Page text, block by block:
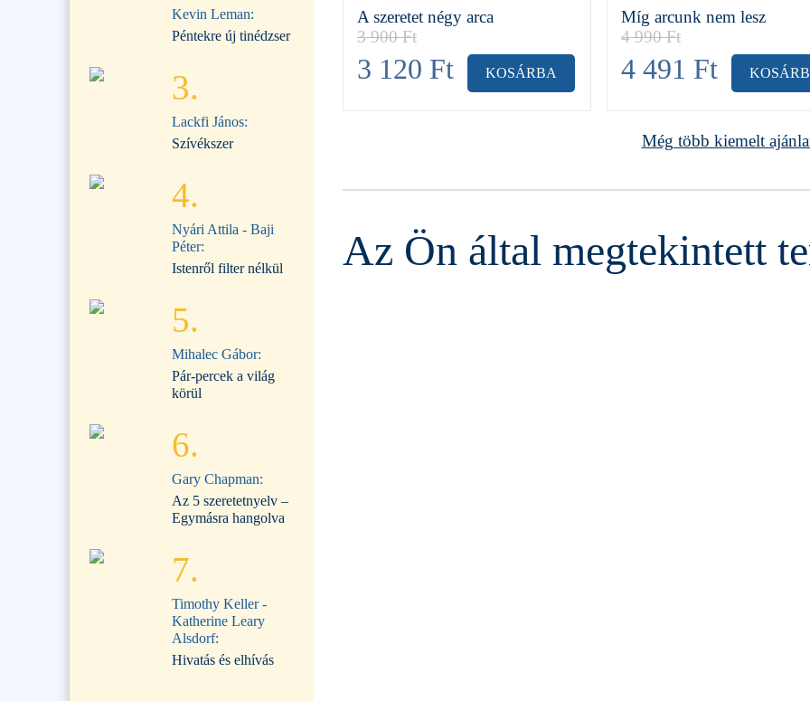
A szeretet négy arca
3 900Ft
3 120 Ft KOSÁRBA
Míg arcunk nem lesz
4 990Ft
4 491 Ft
Még több kiemelt
Az Ön által megtekintett
Kevin Leman:
Péntekre új tinédzser
3.
Lackfi János:
Szívékszer
4.
Nyári Attila - Baji
Péter:
Istenről filter nélkül
5.
Mihalec Gábor:
Pár-percek a világ
körül
6.
Gary Chapman:
Az 5 szeretetnyelv –
Egymásra hangolva
7.
Timothy Keller -
Katherine Leary
Alsdorf:
Hivatás és elhívás